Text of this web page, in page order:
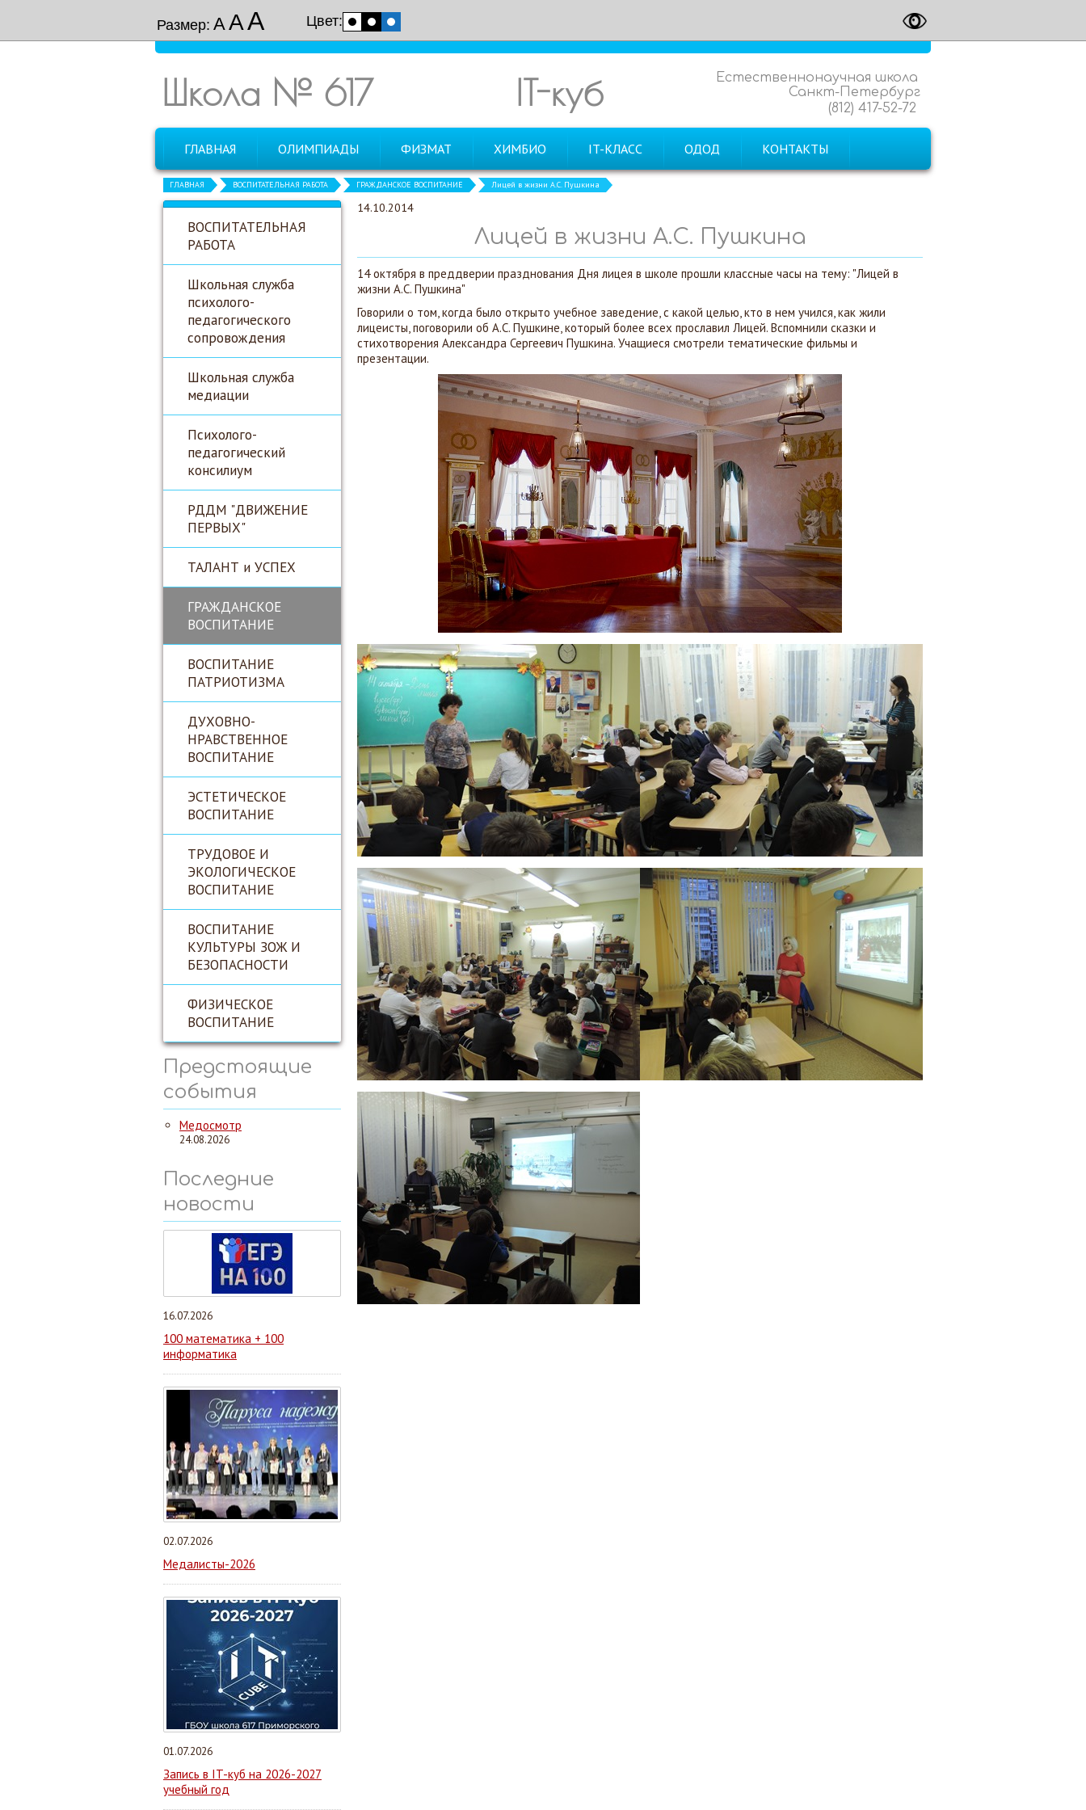
Размер: ААА Цвет:
Школа № 617
Естественнонаучная школа
Санкт-Петербург
(812) 417-52-72
IT-куб
ГЛАВНАЯ ОЛИМПИАДЫ ФИЗМАТ ХИМБИО IT-КЛАСС ОДОД КОНТАКТЫ
ГЛАВНАЯ ВОСПИТАТЕЛЬНАЯ РАБОТА ГРАЖДАНСКОЕ ВОСПИТАНИЕ Лицей в жизни А.С. Пушкина
ВОСПИТАТЕЛЬНАЯ
РАБОТА
Школьная служба
психолого-
педагогического
сопровождения
Школьная служба
медиации
Психолого-
педагогический
консилиум
РДДМ "ДВИЖЕНИЕ
ПЕРВЫХ"
ТАЛАНТ и УСПЕХ
ГРАЖДАНСКОЕ
ВОСПИТАНИЕ
ВОСПИТАНИЕ
ПАТРИОТИЗМА
ДУХОВНО-
НРАВСТВЕННОЕ
ВОСПИТАНИЕ
ЭСТЕТИЧЕСКОЕ
ВОСПИТАНИЕ
ТРУДОВОЕ И
ЭКОЛОГИЧЕСКОЕ
ВОСПИТАНИЕ
ВОСПИТАНИЕ
КУЛЬТУРЫ ЗОЖ И
БЕЗОПАСНОСТИ
ФИЗИЧЕСКОЕ
ВОСПИТАНИЕ
Предстоящие
события
Медосмотр
24.08.2026
Последние
новости
16.07.2026
100 математика + 100
информатика
02.07.2026
Медалисты-2026
01.07.2026
Запись в IT-куб на 2026-2027
учебный год
14.10.2014
Лицей в жизни А.С. Пушкина
14 октября в преддверии празднования Дня лицея в школе прошли классные часы на тему: "Лицей в
жизни А.С. Пушкина"
Говорили о том, когда было открыто учебное заведение, с какой целью, кто в нем учился, как жили
лицеисты, поговорили об А.С. Пушкине, который более всех прославил Лицей. Вспомнили сказки и
стихотворения Александра Сергеевич Пушкина. Учащиеся смотрели тематические фильмы и
презентации.